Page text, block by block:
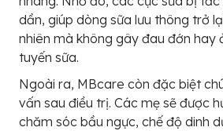
dần, giúp dòng sữa lưu thông trở
nhiên mà không gây đau đớn hay
tuyến sữa.
Ngoài ra, MBcare còn đặc biệt
vấn sau điều trị. Các mẹ sẽ được
chăm sóc bầu ngực, chế độ dinh